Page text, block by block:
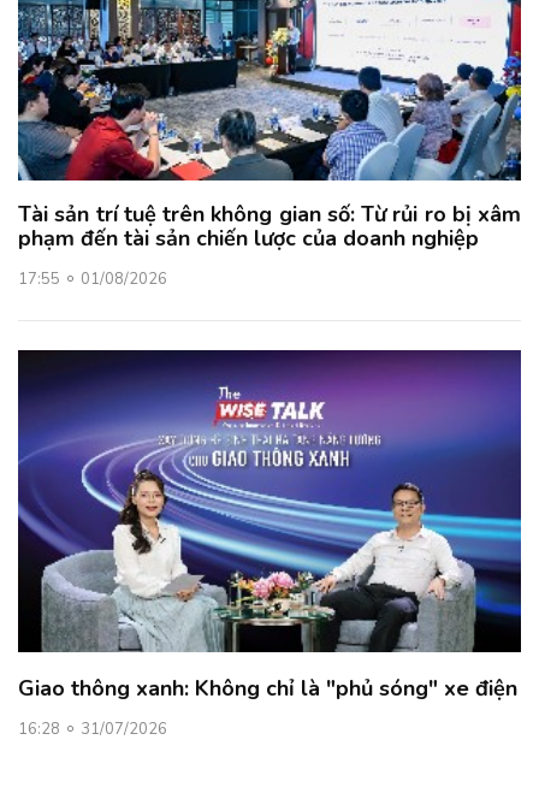
Tài sản trí tuệ trên không gian số: Từ rủi ro bị xâm
phạm đến tài sản chiến lược của doanh nghiệp
17:55 01/08/2026
Giao thông xanh: Không chỉ là "phủ sóng" xe điện
16:28 31/07/2026